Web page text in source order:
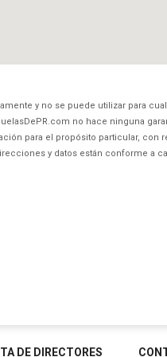
y no se puede utilizar para
no hace ninguna
para el propósito particular, con
y datos están conforme a
DE DIRECTORES